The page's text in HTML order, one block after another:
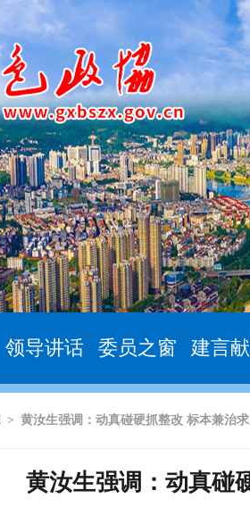
领导讲话 委员之窗 建言
> 黄汝生强调：动真碰硬抓整改 标本兼治
黄汝生强调：动真碰